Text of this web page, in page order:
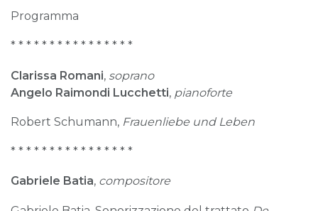
Programma
* * * * * * * * * * * * * * * *
Clarissa Romani, soprano
Angelo Raimondi Lucchetti, pianoforte
Robert Schumann, Frauenliebe und Leben
* * * * * * * * * * * * * * * *
Gabriele Batia, compositore